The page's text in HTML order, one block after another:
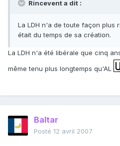
Rincevent a dit :
La LDH n'a de toute façon plus
était du temps de sa création.
La LDH n'a été libérale que cinq
même tenu plus longtemps qu'AL
Baltar
Posté 12 avril 2007